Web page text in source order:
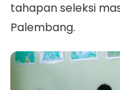
tahapan seleksi
Palembang.